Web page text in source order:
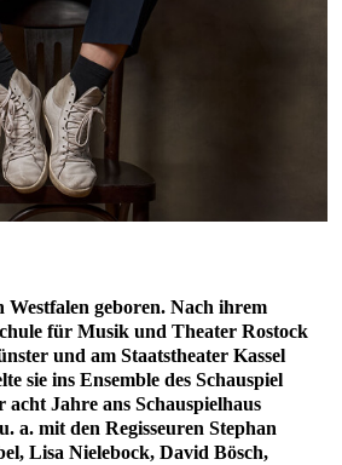
geboren. Nach ihrem
für Musik und Theater Rostock
und am Staatstheater Kassel
sie ins Ensemble des Schauspiel
acht Jahre ans Schauspielhaus
a. mit den Regisseuren Stephan
Lisa Nielebock, David Bösch,